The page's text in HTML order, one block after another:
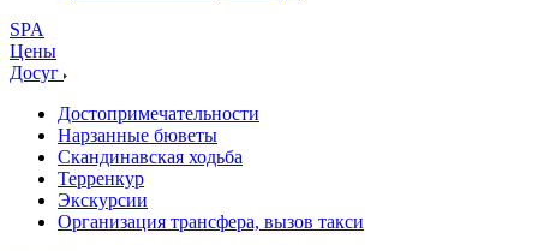
SPA
Цены
Досуг
Достопримечательности
Нарзанные бюветы
Скандинавская ходьба
Терренкур
Экскурсии
Организация трансфера, вызов такси